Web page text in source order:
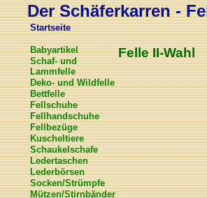
Der Schäferkarren -
Startseite
Babyartikel
Schaf- und
Lammfelle
Deko- und Wildfelle
Bettfelle
Fellschuhe
Fellhandschuhe
Fellbezüge
Kuscheltiere
Schaukelschafe
Ledertaschen
Lederbörsen
Socken/Strümpfe
Mützen/Stirnbänder
Felle II-Wahl